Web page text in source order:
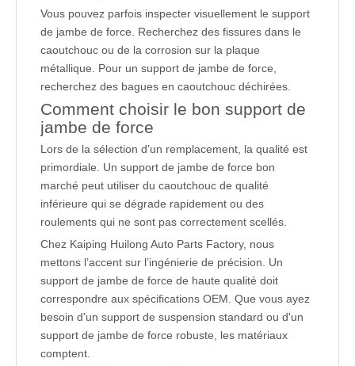
Vous pouvez parfois inspecter visuellement le support
de jambe de force. Recherchez des fissures dans le
caoutchouc ou de la corrosion sur la plaque
métallique. Pour un support de jambe de force,
recherchez des bagues en caoutchouc déchirées.
Comment choisir le bon support de
jambe de force
Lors de la sélection d’un remplacement, la qualité est
primordiale. Un support de jambe de force bon
marché peut utiliser du caoutchouc de qualité
inférieure qui se dégrade rapidement ou des
roulements qui ne sont pas correctement scellés.
Chez Kaiping Huilong Auto Parts Factory, nous
mettons l’accent sur l’ingénierie de précision. Un
support de jambe de force de haute qualité doit
correspondre aux spécifications OEM. Que vous ayez
besoin d'un support de suspension standard ou d'un
support de jambe de force robuste, les matériaux
comptent.